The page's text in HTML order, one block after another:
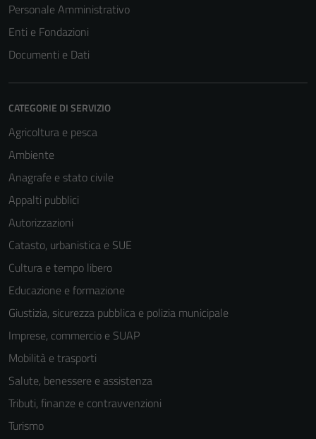
Personale Amministrativo
Enti e Fondazioni
Documenti e Dati
CATEGORIE DI SERVIZIO
Agricoltura e pesca
Ambiente
Anagrafe e stato civile
Appalti pubblici
Autorizzazioni
Catasto, urbanistica e SUE
Cultura e tempo libero
Educazione e formazione
Giustizia, sicurezza pubblica e polizia municipale
Imprese, commercio e SUAP
Mobilità e trasporti
Salute, benessere e assistenza
Tributi, finanze e contravvenzioni
Turismo